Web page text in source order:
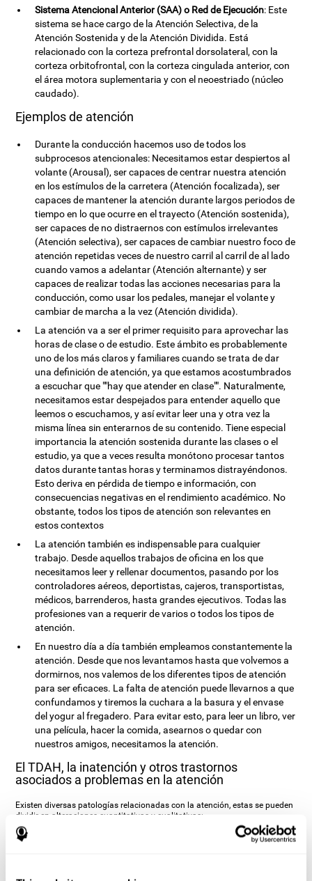
Sistema Atencional Anterior (SAA) o Red de Ejecución: Este
sistema se hace cargo de la Atención Selectiva, de la
Atención Sostenida y de la Atención Dividida. Está
relacionado con la corteza prefrontal dorsolateral, con la
corteza orbitofrontal, con la corteza cingulada anterior, con
el área motora suplementaria y con el neoestriado (núcleo
caudado).
Ejemplos de atención
Durante la conducción hacemos uso de todos los
subprocesos atencionales: Necesitamos estar despiertos al
volante (Arousal), ser capaces de centrar nuestra atención
en los estímulos de la carretera (Atención focalizada), ser
capaces de mantener la atención durante largos periodos de
tiempo en lo que ocurre en el trayecto (Atención sostenida),
ser capaces de no distraernos con estímulos irrelevantes
(Atención selectiva), ser capaces de cambiar nuestro foco de
atención repetidas veces de nuestro carril al carril de al lado
cuando vamos a adelantar (Atención alternante) y ser
capaces de realizar todas las acciones necesarias para la
conducción, como usar los pedales, manejar el volante y
cambiar de marcha a la vez (Atención dividida).
La atención va a ser el primer requisito para aprovechar las
horas de clase o de estudio. Este ámbito es probablemente
uno de los más claros y familiares cuando se trata de dar
una definición de atención, ya que estamos acostumbrados
a escuchar que ""hay que atender en clase"". Naturalmente,
necesitamos estar despejados para entender aquello que
leemos o escuchamos, y así evitar leer una y otra vez la
misma línea sin enterarnos de su contenido. Tiene especial
importancia la atención sostenida durante las clases o el
estudio, ya que a veces resulta monótono procesar tantos
datos durante tantas horas y terminamos distrayéndonos.
Esto deriva en pérdida de tiempo e información, con
consecuencias negativas en el rendimiento académico. No
obstante, todos los tipos de atención son relevantes en
estos contextos
La atención también es indispensable para cualquier
trabajo. Desde aquellos trabajos de oficina en los que
necesitamos leer y rellenar documentos, pasando por los
controladores aéreos, deportistas, cajeros, transportistas,
médicos, barrenderos, hasta grandes ejecutivos. Todas las
profesiones van a requerir de varios o todos los tipos de
atención.
En nuestro día a día también empleamos constantemente la
atención. Desde que nos levantamos hasta que volvemos a
dormirnos, nos valemos de los diferentes tipos de atención
para ser eficaces. La falta de atención puede llevarnos a que
confundamos y tiremos la cuchara a la basura y el envase
del yogur al fregadero. Para evitar esto, para leer un libro, ver
una película, hacer la comida, asearnos o quedar con
nuestros amigos, necesitamos la atención.
El TDAH, la inatención y otros trastornos
asociados a problemas en la atención
Existen diversas patologías relacionadas con la atención, estas se pueden
dividir en alteraciones cuantitativas y cualitativas:
El trastorno más conocido de la atención es, probablemente, elTrastorno
por Déficit de Atención con Hiperactividad (TDAH)
o sin hiperactividad